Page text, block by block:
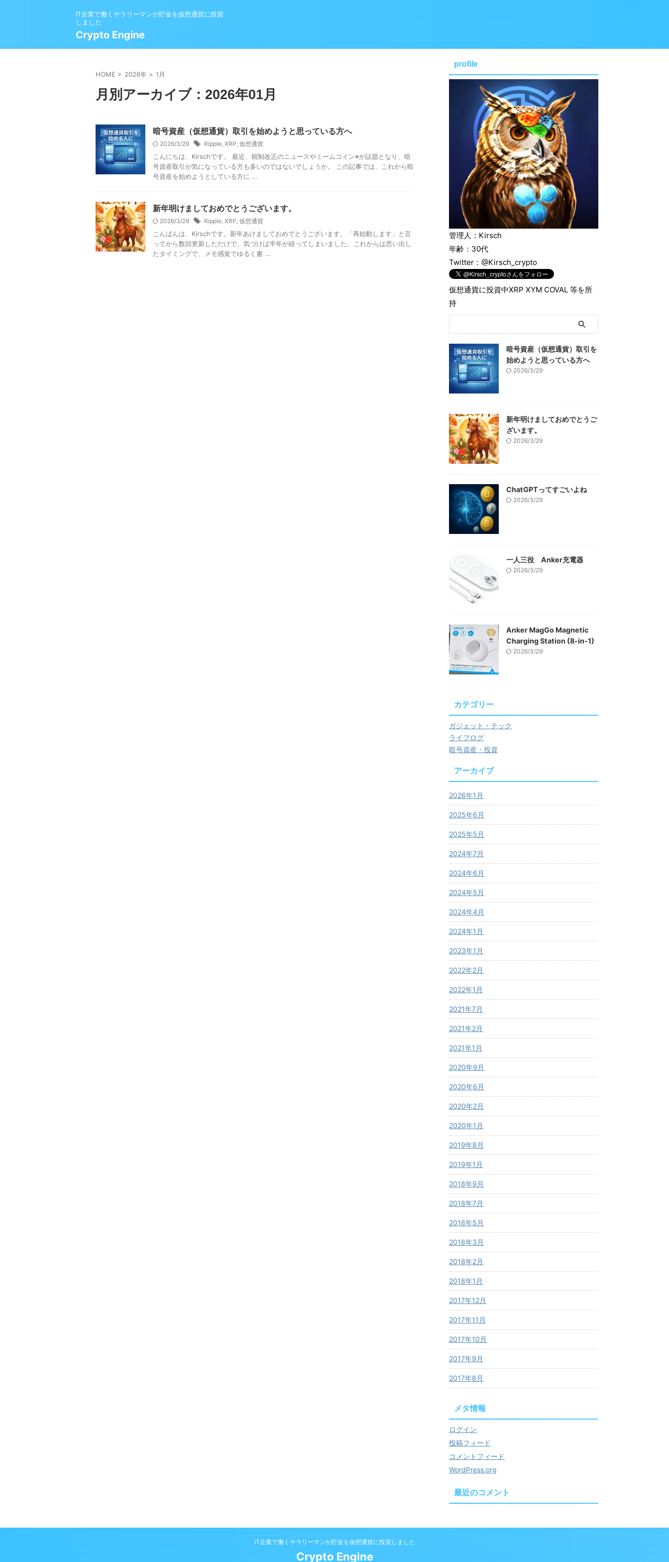
IT企業で働くサラリーマンが貯金を仮想通貨に投資
しました
Crypto Engine
HOME > 2026年 > 1月
月別アーカイブ：2026年01月
暗号資産（仮想通貨）取引を始めようと思っている方へ
2026/3/29 Ripple, XRP, 仮想通貨
こんにちは、Kirschです。 最近、税制改正のニュースやミームコイン※が話題となり、暗
号資産取引が気になっている方も多いのではないでしょうか。 この記事では、これから暗
号資産を始めようとしている方に ...
新年明けましておめでとうございます。
2026/3/29 Ripple, XRP, 仮想通貨
こんばんは、Kirschです。新年あけましておめでとうございます。「再始動します」と言
ってから数回更新しただけで、気づけば半年が経ってしまいました。これからは思い出し
たタイミングで、メモ感覚でゆるく書 ...
profile
管理人：Kirsch
年齢：30代
Twitter：@Kirsch_crypto
仮想通貨に投資中XRP XYM COVAL 等を所
持
暗号資産（仮想通貨）取引を
始めようと思っている方へ
2026/3/29
新年明けましておめでとうご
ざいます。
2026/3/29
ChatGPTってすごいよね
2026/3/29
一人三役 Anker充電器
2026/3/29
Anker MagGo Magnetic
Charging Station (8-in-1)
2026/3/29
カテゴリー
ガジェット・テック
ライフログ
暗号資産・投資
アーカイブ
2026年1月
2025年6月
2025年5月
2024年7月
2024年6月
2024年5月
2024年4月
2024年1月
2023年1月
2022年2月
2022年1月
2021年7月
2021年2月
2021年1月
2020年9月
2020年6月
2020年2月
2020年1月
2019年8月
2019年1月
2018年9月
2018年7月
2018年5月
2018年3月
2018年2月
2018年1月
2017年12月
2017年11月
2017年10月
2017年9月
2017年8月
メタ情報
ログイン
投稿フィード
コメントフィード
WordPress.org
最近のコメント
IT企業で働くサラリーマンが貯金を仮想通貨に投資しました
Crypto Engine